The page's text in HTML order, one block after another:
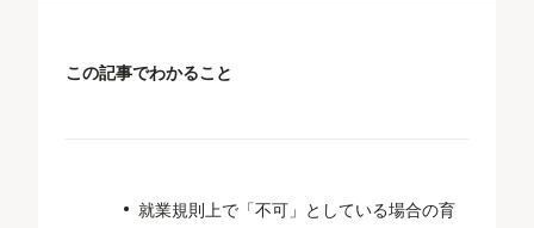
この記事でわかること
就業規則上で「不可」としている場合の育